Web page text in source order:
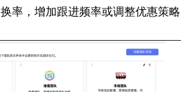
换率，增加跟进频率或调整优惠策